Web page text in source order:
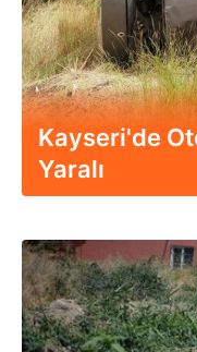
Kayseri'de
Yaralı
29.07.2026